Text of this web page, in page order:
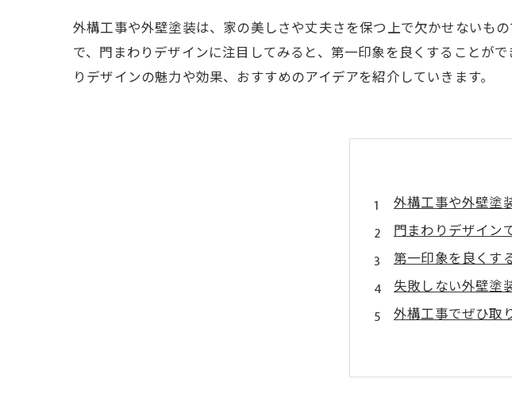
外構工事や外壁塗装は、家の美しさや丈夫さを保つ上で欠かせないも
で、門まわりデザインに注目してみると、第一印象を良くすることが
りデザインの魅力や効果、おすすめのアイデアを紹介していきます。
外構工事や外壁塗
門まわりデザイン
第一印象を良くす
失敗しない外壁塗
外構工事でぜひ取